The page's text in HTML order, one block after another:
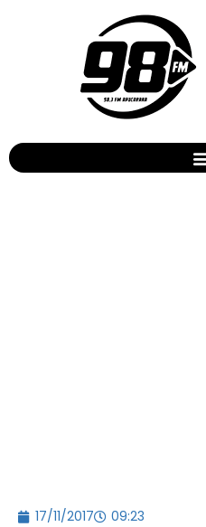
17/11/2017 09:23